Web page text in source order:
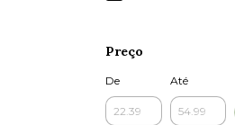
Preço
De Até